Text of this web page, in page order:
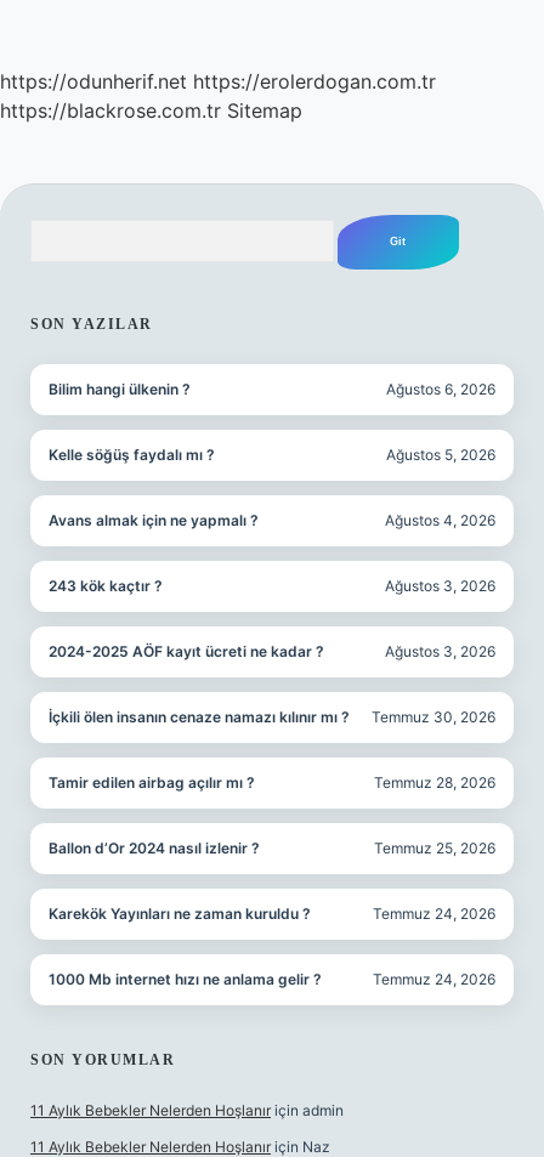
https://odunherif.net https://erolerdogan.com.tr
https://blackrose.com.tr Sitemap
SON YAZILAR
Bilim hangi ülkenin ? Ağustos 6, 2026
Kelle söğüş faydalı mı ? Ağustos 5, 2026
Avans almak için ne yapmalı ? Ağustos 4, 2026
243 kök kaçtır ? Ağustos 3, 2026
2024-2025 AÖF kayıt ücreti ne kadar ? Ağustos 3, 2026
İçkili ölen insanın cenaze namazı kılınır mı ? Temmuz 30, 2026
Tamir edilen airbag açılır mı ? Temmuz 28, 2026
Ballon d’Or 2024 nasıl izlenir ? Temmuz 25, 2026
Karekök Yayınları ne zaman kuruldu ? Temmuz 24, 2026
1000 Mb internet hızı ne anlama gelir ? Temmuz 24, 2026
SON YORUMLAR
11 Aylık Bebekler Nelerden Hoşlanır için admin
11 Aylık Bebekler Nelerden Hoşlanır için Naz